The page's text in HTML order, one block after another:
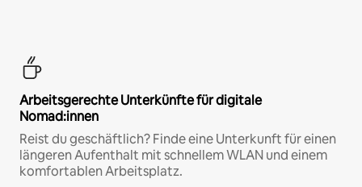
Arbeitsgerechte Unterkünfte für digitale
Nomad:innen
Reist du geschäftlich? Finde eine Unterkunft für einen
längeren Aufenthalt mit schnellem WLAN und einem
komfortablen Arbeitsplatz.